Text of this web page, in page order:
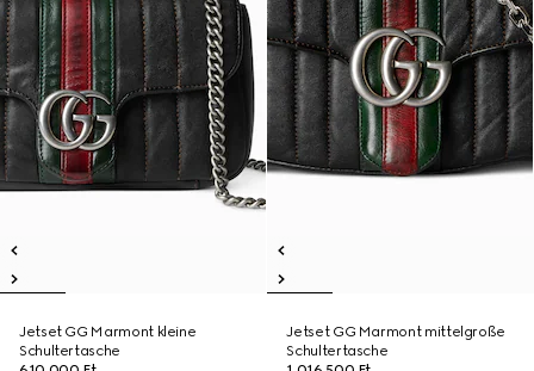
Jetset GG Marmont kleine
Schultertasche
Jetset GG Marmont mittelgroße
Schultertasche